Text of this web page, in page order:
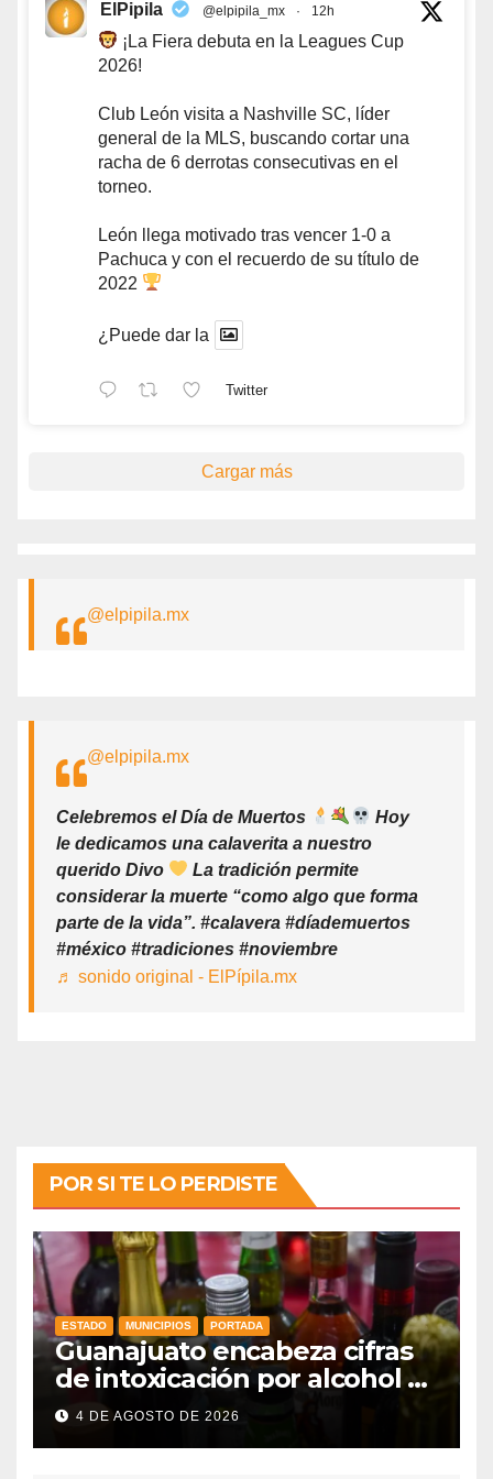
ElPipila @elpipila_mx · 12h
¡La Fiera debuta en la Leagues Cup
2026!
Club León visita a Nashville SC, líder
general de la MLS, buscando cortar una
racha de 6 derrotas consecutivas en el
torneo.
León llega motivado tras vencer 1-0 a
Pachuca y con el recuerdo de su título de
2022
¿Puede dar la
Twitter
Cargar más
@elpipila.mx
@elpipila.mx
Celebremos el Día de Muertos
Hoy
le dedicamos una calaverita a nuestro
querido Divo
La tradición permite
considerar la muerte “como algo que forma
parte de la vida”. #calavera #díademuertos
#méxico #tradiciones #noviembre
♬ sonido original - ElPípila.mx
POR SI TE LO PERDISTE
ESTADO MUNICIPIOS PORTADA
Guanajuato encabeza cifras
de intoxicación por alcohol a
nivel nacional
4 DE AGOSTO DE 2026